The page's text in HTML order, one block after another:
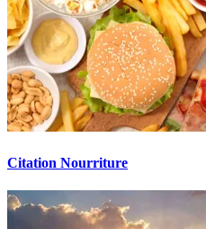
Citation Nourriture